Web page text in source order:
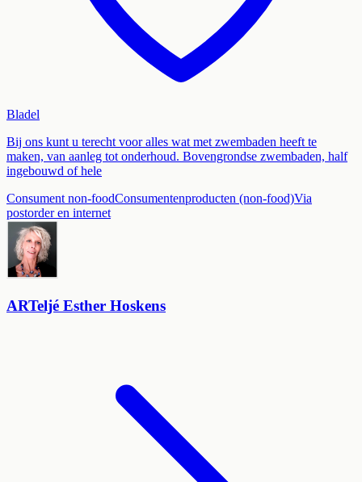
Bladel
Bij ons kunt u terecht voor alles wat met zwembaden heeft te
maken, van aanleg tot onderhoud. Bovengrondse zwembaden, half
ingebouwd of hele
Consument non-foodConsumentenproducten (non-food)Via
postorder en internet
ARTeljé Esther Hoskens